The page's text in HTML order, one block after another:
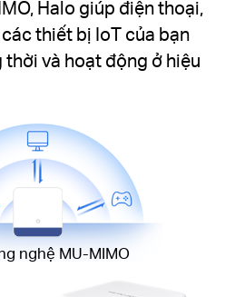
Halo giúp điện thoại,
thiết bị IoT của bạn
và hoạt động ở hiệu
nghệ MU-MIMO